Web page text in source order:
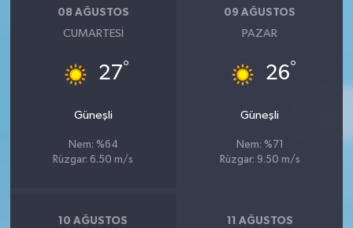
08 AĞUSTOS
CUMARTESI
27°
Güneşli
Nem: %64
Rüzgar: 6.50 m/s
09 AĞUSTOS
PAZAR
26°
Güneşli
Nem: %71
Rüzgar: 9.50 m/s
10 AĞUSTOS 11 AĞUSTOS